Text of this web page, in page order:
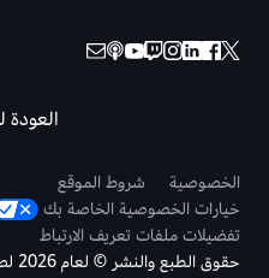
العودة
الخصوصية
شروط الموقع
خيارات الخصوصية الخاصة بك
تفضيلات ملفات تعريف الارتباط